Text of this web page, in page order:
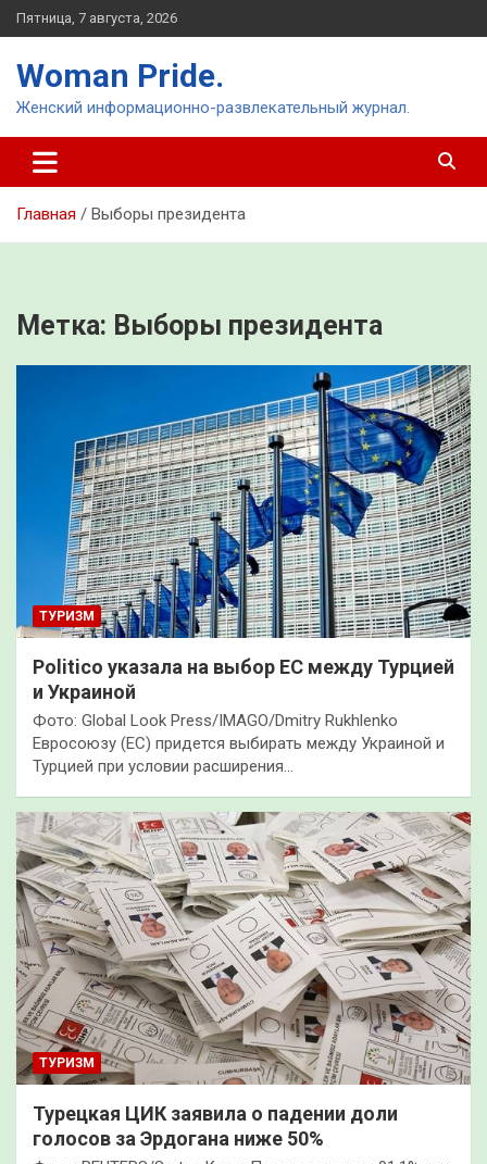
Перейти
к
Пятница, 7 августа, 2026
Woman Pride.
Женский информационно-развлекательный журнал.
Главная Выборы президента
Метка: Выборы президента
ТУРИЗМ
Politico указала на выбор ЕС между Турцией
и Украиной
Фото: Global Look Press/IMAGO/Dmitry Rukhlenko
Евросоюзу (ЕС) придется выбирать между Украиной и
Турцией при условии расширения…
ТУРИЗМ
Турецкая ЦИК заявила о падении доли
голосов за Эрдогана ниже 50%